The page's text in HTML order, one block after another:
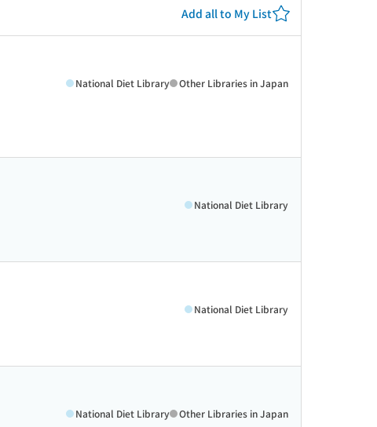
Add all to My List
National Diet Library Other Libraries in Japan
National Diet Library
National Diet Library
National Diet Library Other Libraries in Japan